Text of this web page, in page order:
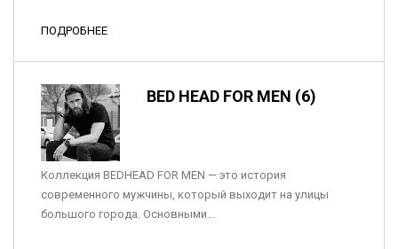
ПОДРОБНЕЕ
BED HEAD FOR MEN (6)
Коллекция BEDHEAD FOR MEN — это история
современного мужчины, который выходит на улицы
большого города. Основными...